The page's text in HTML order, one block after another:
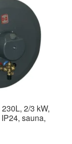
2/3 kW,
sauna,